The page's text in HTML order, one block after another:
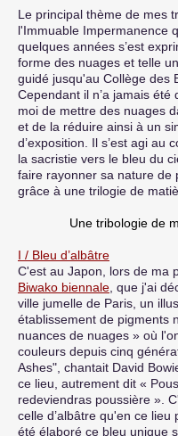
Le principal thème de mes
l'Immuable Impermanence
quelques années s’est
forme des nuages et telle
guidé jusqu'au Collège des
Cependant il n’a jamais été
moi de mettre des nuages
et de la réduire ainsi à un
d’exposition. Il s’est agi au
la sacristie vers le bleu du
faire rayonner sa nature de
grâce à une trilogie de
Une tribologie de
I / Bleu d’albâtre
C'est au Japon, lors de ma
Biwako biennale , que j'ai
ville jumelle de Paris, un
établissement de pigments
nuances de nuages » où
couleurs depuis cinq
Ashes", chantait David
ce lieu, autrement dit «
redeviendras poussière ».
celle d’albâtre qu'en ce lieu
été élaboré ce bleu unique